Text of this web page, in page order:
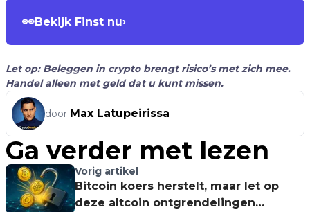
👀Bekijk Finst nu›
Let op: Beleggen in crypto brengt risico’s met zich mee.
Handel alleen met geld dat u kunt missen.
door Max Latupeirissa
Ga verder met lezen
Vorig artikel
Bitcoin koers herstelt, maar let op
deze altcoin ontgrendelingen